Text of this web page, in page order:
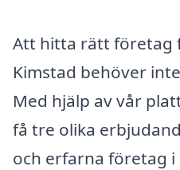
Att hitta rätt företag
Kimstad behöver
Med hjälp av vår
få tre olika
och erfarna företag